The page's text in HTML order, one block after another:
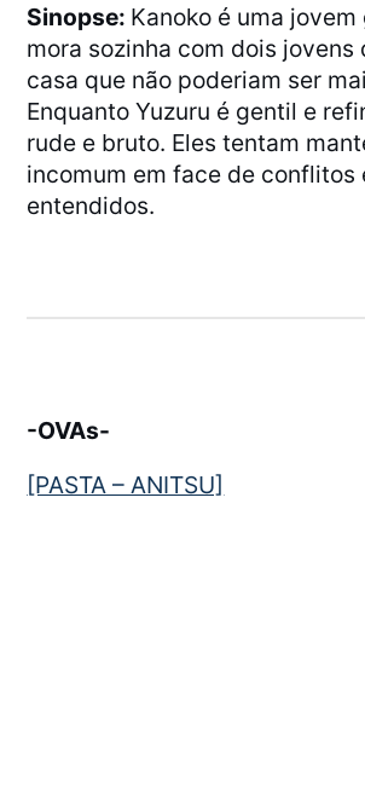
Sinopse: Kanoko é uma
mora sozinha com dois jovens
casa que não poderiam ser
Enquanto Yuzuru é gentil e
rude e bruto. Eles tentam
incomum em face de conflitos
entendidos.
-OVAs-
[PASTA – ANITSU]